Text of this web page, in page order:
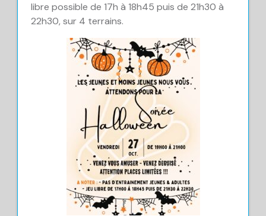
libre possible de 17h à 18h45 puis de 21h30 à
22h30, sur 4 terrains.